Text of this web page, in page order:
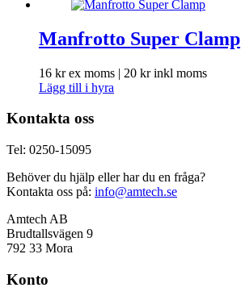
Manfrotto Super Clamp
16 krex moms | 20 krinkl moms
Lägg till i hyra
Kontakta oss
Tel: 0250-15095
Behöver du hjälp eller har du en fråga?
Kontakta oss på: info@amtech.se
Amtech AB
Brudtallsvägen 9
792 33 Mora
Konto